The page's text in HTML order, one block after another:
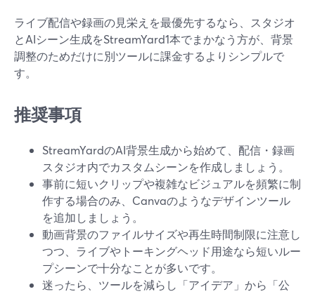
ライブ配信や録画の見栄えを最優先するなら、スタジオ
とAIシーン生成をStreamYard1本でまかなう方が、背景
調整のためだけに別ツールに課金するよりシンプルで
す。
推奨事項
StreamYardのAI背景生成から始めて、配信・録画
スタジオ内でカスタムシーンを作成しましょう。
事前に短いクリップや複雑なビジュアルを頻繁に制
作する場合のみ、Canvaのようなデザインツール
を追加しましょう。
動画背景のファイルサイズや再生時間制限に注意し
つつ、ライブやトーキングヘッド用途なら短いルー
プシーンで十分なことが多いです。
迷ったら、ツールを減らし「アイデア」から「公